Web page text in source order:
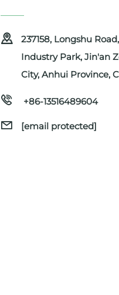
237158, Longshu
Industry Park, Jin'an
City, Anhui Province,
+86-13516489604
[email protected]